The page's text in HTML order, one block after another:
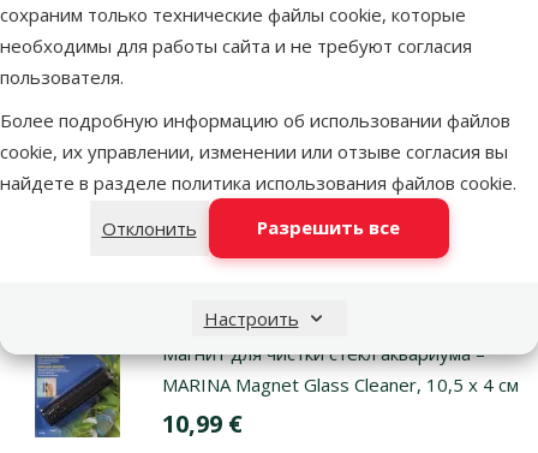
сохраним только технические файлы cookie, которые
необходимы для работы сайта и не требуют согласия
пользователя.
Более подробную информацию об использовании файлов
cookie, их управлении, изменении или отзыве согласия вы
найдете в разделе политика использования файлов cookie.
Отклонить
Разрешить все
Настроить
Way Scraper for Aquariums
Оценка 0%
Цена
4,99 €
В наличии
Магнит для чистки стекл аквариума –
MARINA Magnet Glass Cleaner, 10,5 x 4 см
Оценка 0%
Цена
10,99 €